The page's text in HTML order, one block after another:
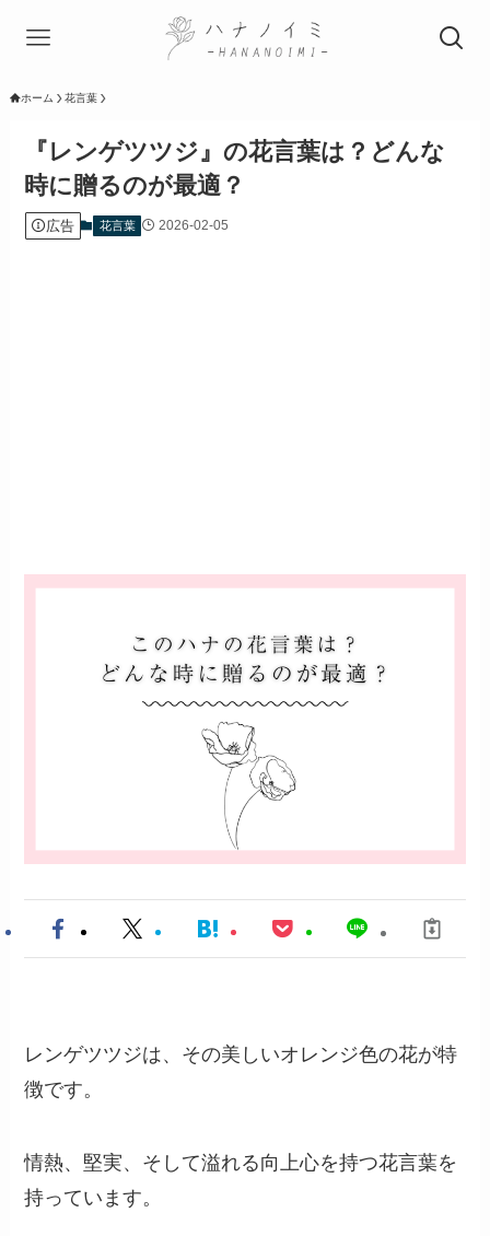
ホーム 花言葉
『レンゲツツジ』の花言葉は？どんな
時に贈るのが最適？
広告 花言葉 2026-02-05
レンゲツツジは、その美しいオレンジ色の花が特
徴です。
情熱、堅実、そして溢れる向上心を持つ花言葉を
持っています。